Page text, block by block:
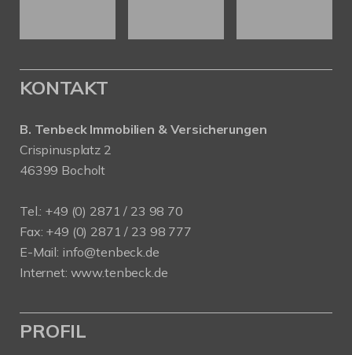
KONTAKT
B. Tenbeck Immobilien & Versicherungen
Crispinusplatz 2
46399 Bocholt
Tel.: +49 (0) 2871 / 23 98 70
Fax: +49 (0) 2871 / 23 98 777
E-Mail: info@tenbeck.de
Internet: www.tenbeck.de
PROFIL